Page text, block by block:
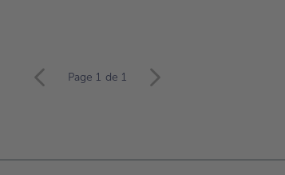
Page 1 de 1